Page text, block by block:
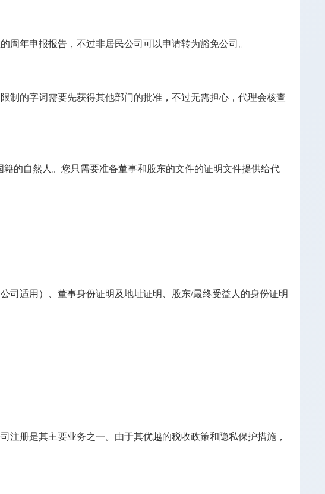
年申报报告，不过非居民公司可以申请转为豁免公司。
制的字词需要先获得其他部门的批准，不过无需担心，代理会核查
的自然人。您只需要准备董事和股东的文件的证明文件提供给代
司适用）、董事身份证明及地址证明、股东/最终受益人的身份证明
册是其主要业务之一。由于其优越的税收政策和隐私保护措施，